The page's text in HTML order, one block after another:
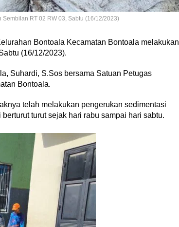
RT 02 RW 03, Sabtu (16/12/2023)
Bontoala Kecamatan Bontoala melakukan
(16/12/2023).
Suhardi, S.Sos bersama Satuan Petugas
Bontoala.
telah melakukan pengerukan sedimentasi
turut sejak hari rabu sampai hari sabtu.